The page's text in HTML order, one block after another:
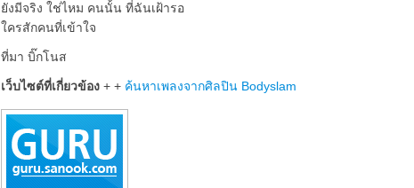
ยังมีจริง ใช่ไหม คนนั้น ที่ฉันเฝ้ารอ
ใครสักคนที่เข้าใจ
ที่มา บิ๊กโนส
เว็บไซต์ที่เกี่ยวข้อง + + ค้นหาเพลงจากศิลปิน Bodyslam